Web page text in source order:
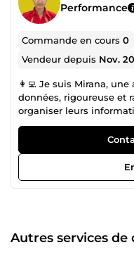
Performance
Commande en cours0
Vendeur depuis Nov.
👩‍💻 Je suis Mirana,
données, rigoureuse et
organiser leurs
précise et bien
Données · Saisie
Vérification et mise en
documents. 💶 Tarif :
orientée qualité.
Autres services de